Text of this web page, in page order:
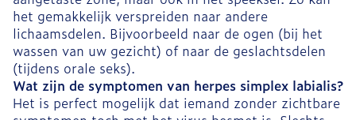
het gemakkelijk verspreiden naar andere
lichaamsdelen. Bijvoorbeeld naar de ogen (bij het
wassen van uw gezicht) of naar de geslachtsdelen
(tijdens orale seks).
Wat zijn de symptomen van herpes simplex labialis?
Het is perfect mogelijk dat iemand zonder zichtbare